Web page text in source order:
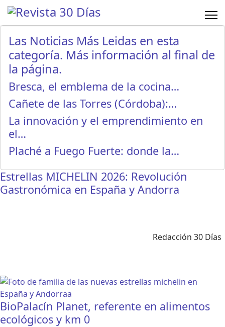
Las Noticias Más Leidas en esta
categoría. Más información al final de
la página.
Bresca, el emblema de la cocina…
Cañete de las Torres (Córdoba):…
La innovación y el emprendimiento en
el…
Plaché a Fuego Fuerte: donde la…
Estrellas MICHELIN 2026: Revolución
Gastronómica en España y Andorra
Redacción 30 Días
BioPalacín Planet, referente en alimentos
ecológicos y km 0